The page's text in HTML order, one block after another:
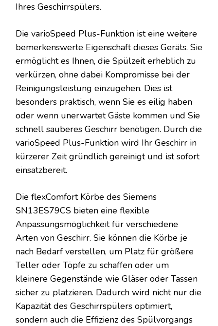
Ihres Geschirrspülers.
Die varioSpeed Plus-Funktion ist eine weitere
bemerkenswerte Eigenschaft dieses Geräts. Sie
ermöglicht es Ihnen, die Spülzeit erheblich zu
verkürzen, ohne dabei Kompromisse bei der
Reinigungsleistung einzugehen. Dies ist
besonders praktisch, wenn Sie es eilig haben
oder wenn unerwartet Gäste kommen und Sie
schnell sauberes Geschirr benötigen. Durch die
varioSpeed Plus-Funktion wird Ihr Geschirr in
kürzerer Zeit gründlich gereinigt und ist sofort
einsatzbereit.
Die flexComfort Körbe des Siemens
SN13ES79CS bieten eine flexible
Anpassungsmöglichkeit für verschiedene
Arten von Geschirr. Sie können die Körbe je
nach Bedarf verstellen, um Platz für größere
Teller oder Töpfe zu schaffen oder um
kleinere Gegenstände wie Gläser oder Tassen
sicher zu platzieren. Dadurch wird nicht nur die
Kapazität des Geschirrspülers optimiert,
sondern auch die Effizienz des Spülvorgangs